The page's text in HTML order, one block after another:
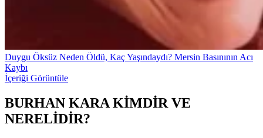
Duygu Öksüz Neden Öldü, Kaç Yaşındaydı? Mersin Basınının Acı
Kaybı
İçeriği Görüntüle
BURHAN KARA KİMDİR VE
NERELİDİR?